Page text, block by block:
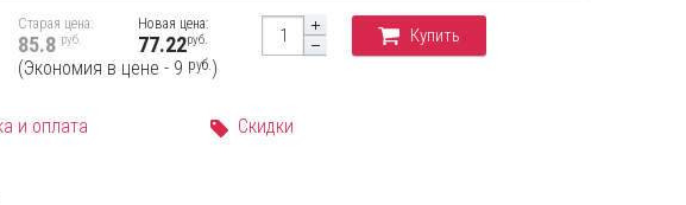
Старая цена:
85.8 руб.
Новая цена:
77.22руб.
(Экономия в цене - 9 руб. )
Купить
и оплата Скидки